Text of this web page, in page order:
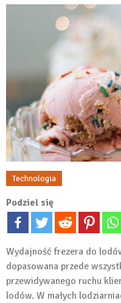
Technologia
Podziel się
Wydajność frezera do
dopasowana przede
przewidywanego ruchu
lodów. W małych